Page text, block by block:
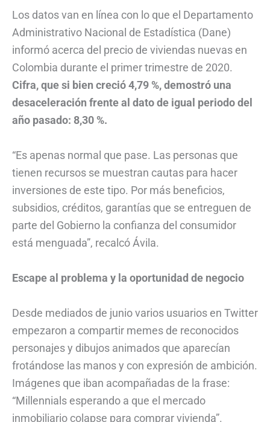
Los datos van en línea con lo que el Departamento
Administrativo Nacional de Estadística (Dane)
informó acerca del precio de viviendas nuevas en
Colombia durante el primer trimestre de 2020.
Cifra, que si bien creció 4,79 %, demostró una
desaceleración frente al dato de igual periodo del
año pasado: 8,30 %.
“Es apenas normal que pase. Las personas que
tienen recursos se muestran cautas para hacer
inversiones de este tipo. Por más beneficios,
subsidios, créditos, garantías que se entreguen de
parte del Gobierno la confianza del consumidor
está menguada”, recalcó Ávila.
Escape al problema y la oportunidad de negocio
Desde mediados de junio varios usuarios en Twitter
empezaron a compartir memes de reconocidos
personajes y dibujos animados que aparecían
frotándose las manos y con expresión de ambición.
Imágenes que iban acompañadas de la frase:
“Millennials esperando a que el mercado
inmobiliario colapse para comprar vivienda”.